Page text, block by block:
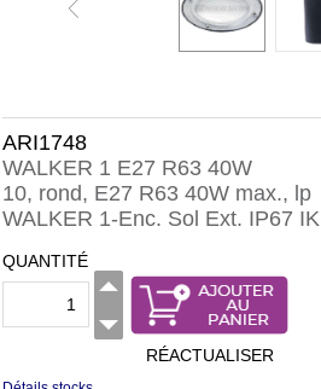
ARI1748
WALKER 1 E27 R63 40W
10, rond, E27 R63 40W max., lp
WALKER 1-Enc. Sol Ext. IP67 IK
QUANTITÉ
RÉACTUALISER